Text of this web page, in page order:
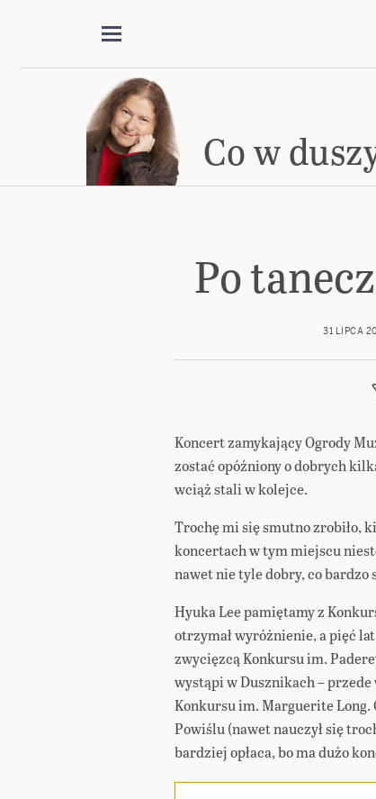
Co w
Po
31 LIPCA
Koncert zamykający Ogrody
zostać opóźniony o dobrych
wciąż stali w kolejce.
Trochę mi się smutno zrobiło,
koncertach w tym miejscu
nawet nie tyle dobry, co bardzo
Hyuka Lee pamiętamy z
otrzymał wyróżnienie, a pięć
zwycięzcą Konkursu im.
wystąpi w Dusznikach –
Konkursu im. Marguerite Long.
Powiślu (nawet nauczył się
bardziej opłaca, bo ma dużo